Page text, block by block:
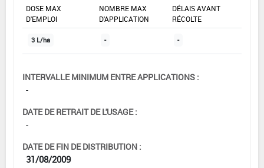
DOSE MAX
D'EMPLOI
NOMBRE MAX
D'APPLICATION
DÉLAIS AVANT
RÉCOLTE
3 L/ha - -
INTERVALLE MINIMUM ENTRE APPLICATIONS :
-
DATE DE RETRAIT DE L'USAGE :
-
DATE DE FIN DE DISTRIBUTION :
31/08/2009